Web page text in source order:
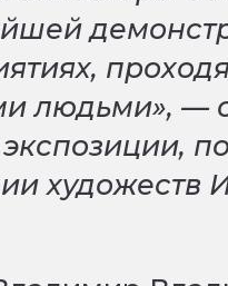
людьми», —
художеств